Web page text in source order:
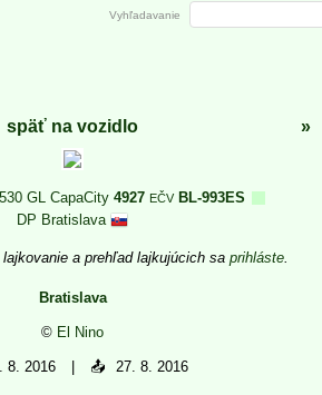
späť na vozidlo »
GL CapaCity 4927 EČV BL-993ES
DP Bratislava
lajkovanie a prehľad lajkujúcich sa prihláste.
Bratislava
© El Nino
8. 2016 📤 27. 8. 2016
Vyhľadavanie